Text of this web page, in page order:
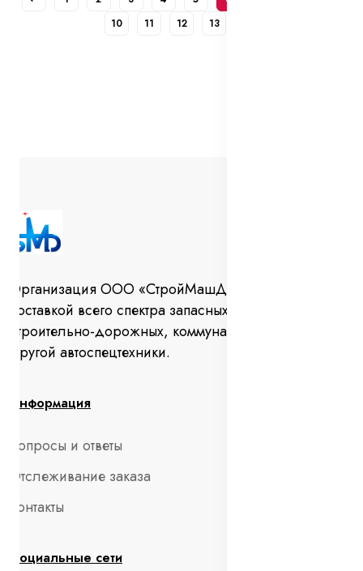
10
11 12 13
Организация ООО «СтройМашДеталь» занимается
поставкой всего спектра запасных частей для
строительно-дорожных, коммунальных машин и
другой автоспецтехники.
Информация
Вопросы и ответы
Отслеживание заказа
Контакты
Социальные сети